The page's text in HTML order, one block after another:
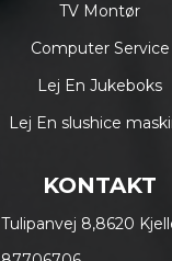
TV Montør
Computer Service
Lej En Jukeboks
Lej En slushice
KONTAKT
Tulipanvej 8,8620